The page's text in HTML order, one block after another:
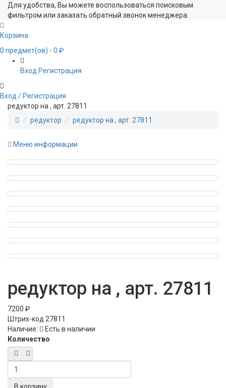
Для удобства, Вы можете воспользоваться поисковым
фильтром или заказать обратный звонок менеджера.
Корзина
0 предмет(ов) - 0 ₽
Вход Регистрация
Вход / Регистрация
редуктор на , арт. 27811
редуктор
редуктор на , арт. 27811
Меню информации
редуктор на , арт. 27811
7200 ₽
Штрих-код 27811
Наличие:
Есть в наличии
Количество